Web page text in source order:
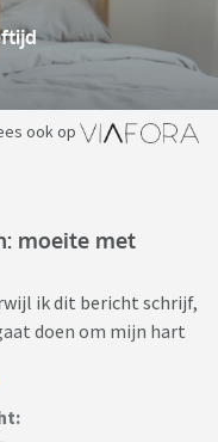
ook op
moeite met
ik dit bericht schrijf,
doen om mijn hart
veel moeite